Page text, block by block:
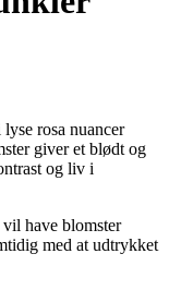
rosa nuancer
giver et blødt og
og liv i
have blomster
med at udtrykket